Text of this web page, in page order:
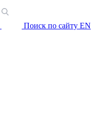
Поиск по сайту EN